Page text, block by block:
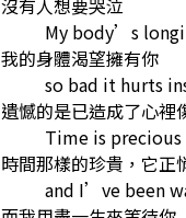
沒有人想要哭泣
My body’s
我的身體渴望擁有你
so bad it hurts
遺憾的是已造成了心裡
Time is
時間那樣的珍貴，它正
and I’ve been